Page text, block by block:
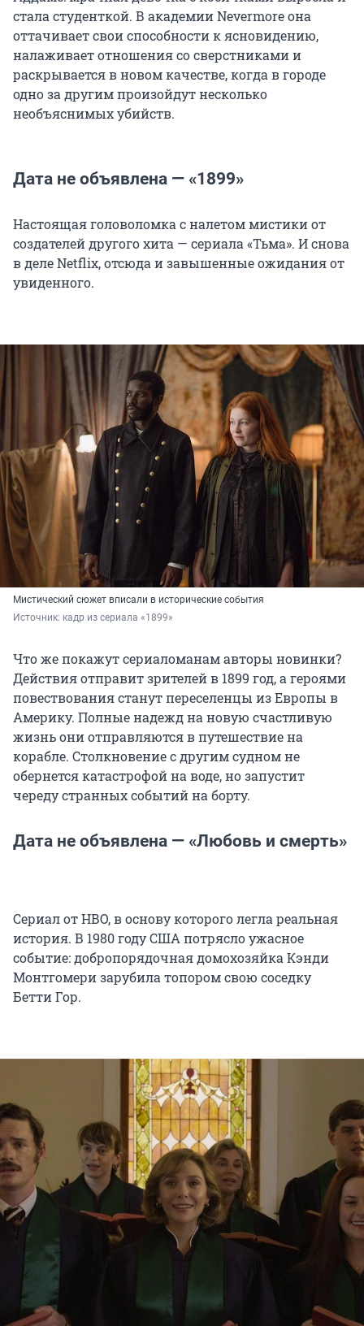
стала студенткой. В академии Nevermore она
оттачивает свои способности к ясновидению,
налаживает отношения со сверстниками и
раскрывается в новом качестве, когда в городе
одно за другим произойдут несколько
необъяснимых убийств.
Дата не объявлена — «1899»
Настоящая головоломка с налетом мистики от
создателей другого хита — сериала «Тьма». И снова
в деле Netflix, отсюда и завышенные ожидания от
увиденного.
Мистический сюжет вписали в исторические события
Источник: кадр из сериала «1899»
Что же покажут сериаломанам авторы новинки?
Действия отправит зрителей в 1899 год, а героями
повествования станут переселенцы из Европы в
Америку. Полные надежд на новую счастливую
жизнь они отправляются в путешествие на
корабле. Столкновение с другим судном не
обернется катастрофой на воде, но запустит
череду странных событий на борту.
Дата не объявлена — «Любовь и смерть»
Сериал от НВО, в основу которого легла реальная
история. В 1980 году США потрясло ужасное
событие: добропорядочная домохозяйка Кэнди
Монтгомери зарубила топором свою соседку
Бетти Гор.